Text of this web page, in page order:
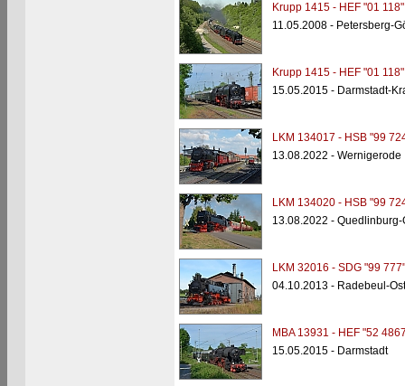
Krupp 1415 - HEF "01 118"
11.05.2008 - Petersberg-
Krupp 1415 - HEF "01 118"
15.05.2015 - Darmstadt-
LKM 134017 - HSB "99
13.08.2022 - Wernigerode
LKM 134020 - HSB "99
13.08.2022 - Quedlinburg-
LKM 32016 - SDG "99 777"
04.10.2013 - Radebeul-Ost
MBA 13931 - HEF "52
15.05.2015 - Darmstadt